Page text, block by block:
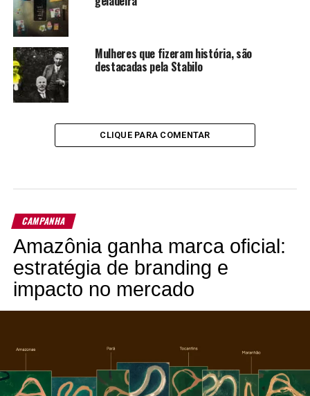
Mulheres que fizeram história, são
destacadas pela Stabilo
CLIQUE PARA COMENTAR
CAMPANHA
Amazônia ganha marca oficial:
estratégia de branding e
impacto no mercado